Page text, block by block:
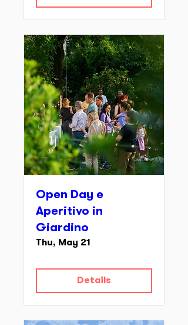
Open Day e
Aperitivo in
Giardino
Thu, May 21
Details